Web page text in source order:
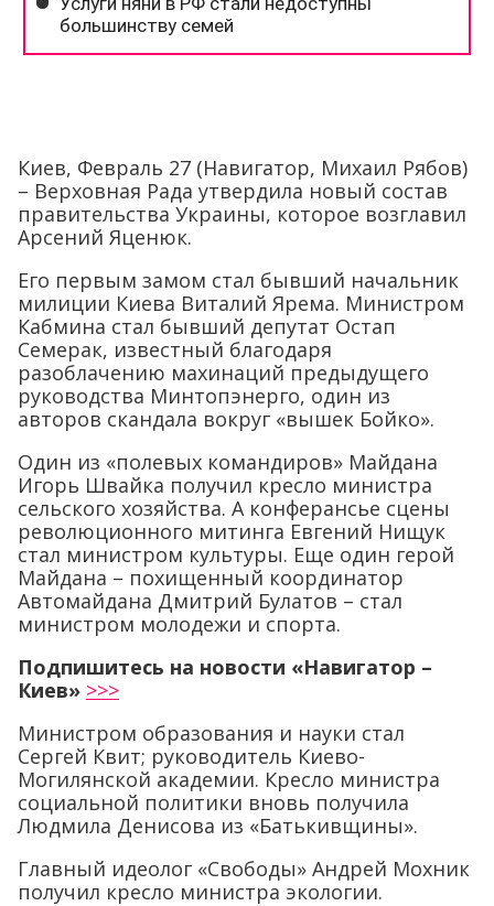
Киев, Февраль 27 (Навигатор, Михаил Рябов)
– Верховная Рада утвердила новый состав
правительства Украины, которое возглавил
Арсений Яценюк.
Его первым замом стал бывший начальник
милиции Киева Виталий Ярема. Министром
Кабмина стал бывший депутат Остап
Семерак, известный благодаря
разоблачению махинаций предыдущего
руководства Минтопэнерго, один из
авторов скандала вокруг «вышек Бойко».
Один из «полевых командиров» Майдана
Игорь Швайка получил кресло министра
сельского хозяйства. А конферансье сцены
революционного митинга Евгений Нищук
стал министром культуры. Еще один герой
Майдана – похищенный координатор
Автомайдана Дмитрий Булатов – стал
министром молодежи и спорта.
Подпишитесь на новости «Навигатор –
Киев» >>>
Министром образования и науки стал
Сергей Квит; руководитель Киево-
Могилянской академии. Кресло министра
социальной политики вновь получила
Людмила Денисова из «Батькивщины».
Главный идеолог «Свободы» Андрей Мохник
получил кресло министра экологии.